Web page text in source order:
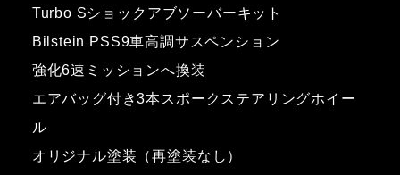
Turbo Sショックアブソーバーキット
Bilstein PSS9車高調サスペンション
強化6速ミッションへ換装
エアバッグ付き3本スポークステアリングホイー
ル
オリジナル塗装（再塗装なし）